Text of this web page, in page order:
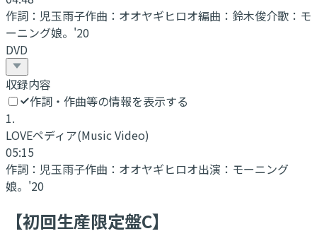
作詞： 児玉雨子作曲： オオヤギヒロオ編曲： 鈴木俊介歌： モ
ーニング娘。'20
DVD
収録内容
作詞・作曲等の情報を表示する
1.
LOVEペディア(Music Video)
05:15
作詞： 児玉雨子作曲： オオヤギヒロオ出演： モーニング
娘。'20
【初回生産限定盤C】